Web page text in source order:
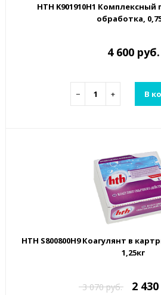
HTH K901910H1
обработка,
4 600 руб.
− + В
HTH S800800H9 Коагулянт в
1,25кг
3 070 руб. 2